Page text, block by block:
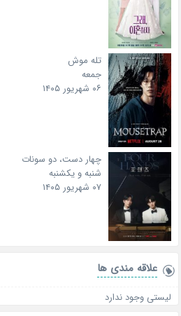
تله موش
جمعه
۰۶ شهریور ۱۴۰۵
چهار دست، دو سونات
شنبه و یکشنبه
۰۷ شهریور ۱۴۰۵
علاقه‌ مندی ها
لیستی وجود ندارد